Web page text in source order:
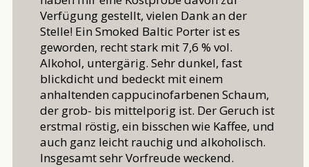
Verfügung gestellt, vielen Dank an der
Stelle! Ein Smoked Baltic Porter ist es
geworden, recht stark mit 7,6 % vol.
Alkohol, untergärig. Sehr dunkel, fast
blickdicht und bedeckt mit einem
anhaltenden cappucinofarbenen Schaum,
der grob- bis mittelporig ist. Der Geruch ist
erstmal röstig, ein bisschen wie Kaffee, und
auch ganz leicht rauchig und alkoholisch.
Insgesamt sehr Vorfreude weckend.